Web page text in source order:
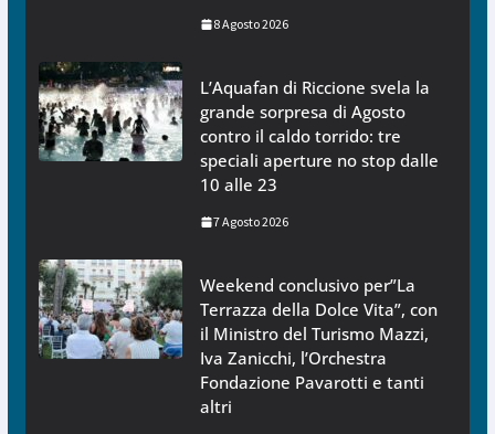
8 Agosto 2026
L’Aquafan di Riccione svela la
grande sorpresa di Agosto
contro il caldo torrido: tre
speciali aperture no stop dalle
10 alle 23
7 Agosto 2026
Weekend conclusivo per”La
Terrazza della Dolce Vita”, con
il Ministro del Turismo Mazzi,
Iva Zanicchi, l’Orchestra
Fondazione Pavarotti e tanti
altri